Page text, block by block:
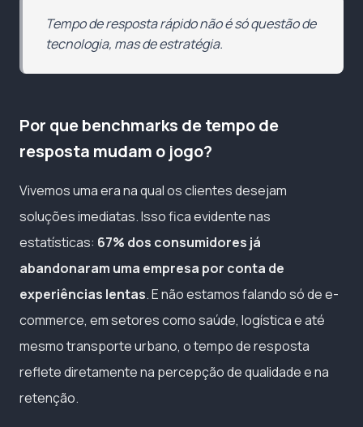
Tempo de resposta rápido não é só questão de
tecnologia, mas de estratégia.
Por que benchmarks de tempo de
resposta mudam o jogo?
Vivemos uma era na qual os clientes desejam
soluções imediatas. Isso fica evidente nas
estatísticas: 67% dos consumidores já
abandonaram uma empresa por conta de
experiências lentas. E não estamos falando só de e-
commerce, em setores como saúde, logística e até
mesmo transporte urbano, o tempo de resposta
reflete diretamente na percepção de qualidade e na
retenção.